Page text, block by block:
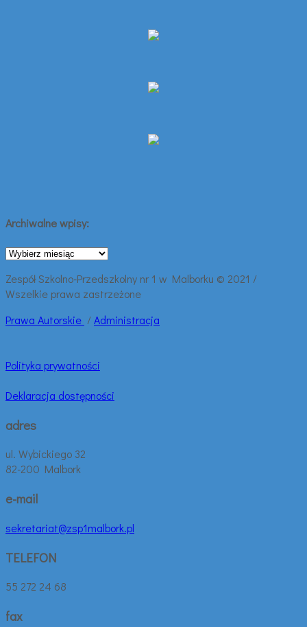
Archiwalne wpisy:
Archiwalne
Zespół Szkolno-Przedszkolny nr 1 w Malborku © 2021 /
Wszelkie prawa zastrzeżone
Prawa Autorskie /Administracja
Polityka prywatności
Deklaracja dostępności
adres
ul. Wybickiego 32
82-200 Malbork
e-mail
sekretariat@zsp1malbork.pl
TELEFON
55 272 24 68
fax